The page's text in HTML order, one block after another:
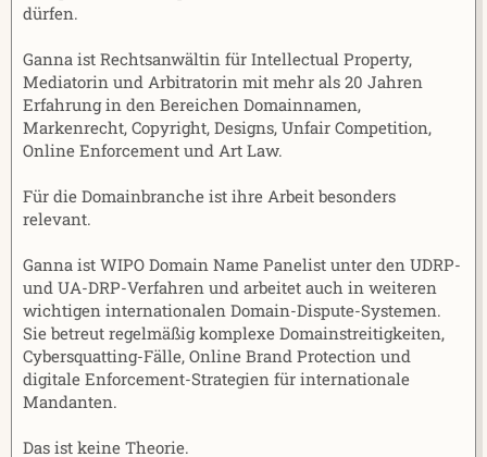
dürfen.
Ganna ist Rechtsanwältin für Intellectual Property,
Mediatorin und Arbitratorin mit mehr als 20 Jahren
Erfahrung in den Bereichen Domainnamen,
Markenrecht, Copyright, Designs, Unfair Competition,
Online Enforcement und Art Law.
Für die Domainbranche ist ihre Arbeit besonders
relevant.
Ganna ist WIPO Domain Name Panelist unter den UDRP-
und UA-DRP-Verfahren und arbeitet auch in weiteren
wichtigen internationalen Domain-Dispute-Systemen.
Sie betreut regelmäßig komplexe Domainstreitigkeiten,
Cybersquatting-Fälle, Online Brand Protection und
digitale Enforcement-Strategien für internationale
Mandanten.
Das ist keine Theorie.